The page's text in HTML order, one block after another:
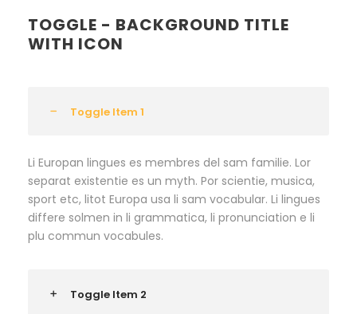
TOGGLE - BACKGROUND TITLE
WITH ICON
Toggle Item 1
Li Europan lingues es membres del sam familie. Lor
separat existentie es un myth. Por scientie, musica,
sport etc, litot Europa usa li sam vocabular. Li lingues
differe solmen in li grammatica, li pronunciation e li
plu commun vocabules.
Toggle Item 2